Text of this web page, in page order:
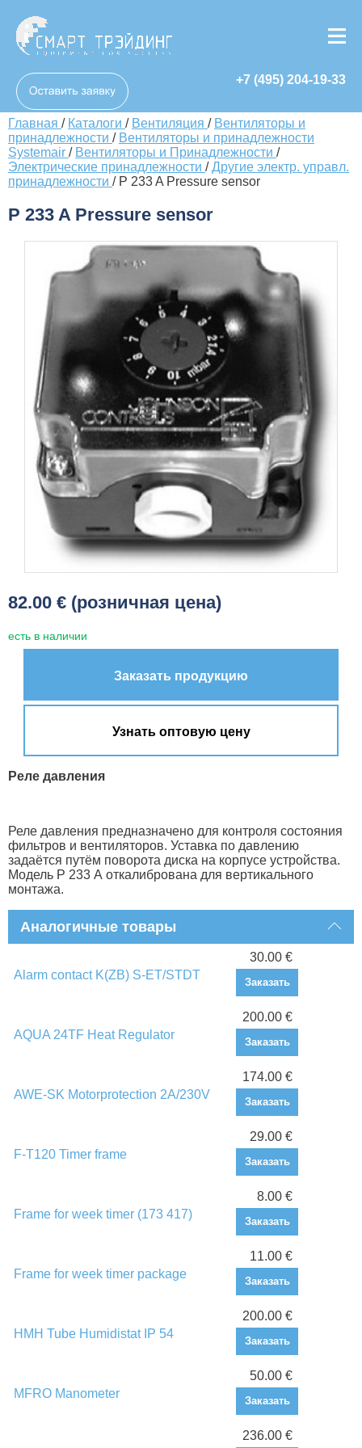
+7 (495) 204-19-33
Главная / Каталоги / Вентиляция / Вентиляторы и
принадлежности / Вентиляторы и принадлежности
Systemair / Вентиляторы и Принадлежности /
Электрические принадлежности /Другие электр. управл.
принадлежности / P 233 A Pressure sensor
P 233 A Pressure sensor
82.00 € (розничная цена)
есть в наличии
Заказать продукцию
Узнать оптовую цену
Реле давления
Реле давления предназначено для контроля состояния
фильтров и вентиляторов. Уставка по давлению
задаётся путём поворота диска на корпусе устройства.
Модель Р 233 А откалибрована для вертикального
монтажа.
Аналогичные товары
Alarm contact K(ZB) S-ET/STDT
30.00 €
Заказать
AQUA 24TF Heat Regulator
200.00 €
Заказать
AWE-SK Motorprotection 2A/230V
174.00 €
Заказать
F-T120 Timer frame
29.00 €
Заказать
Frame for week timer (173 417)
8.00 €
Заказать
Frame for week timer package
11.00 €
Заказать
HMH Tube Humidistat IP 54
200.00 €
Заказать
MFRO Manometer
50.00 €
Заказать
236.00 €